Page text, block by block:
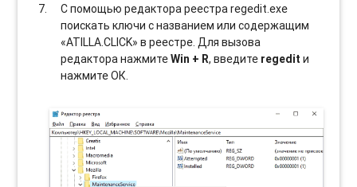
С помощью редактора реестра regedit.exe
поискать ключи с названием или содержащим
«ATILLA.CLICK» в реестре. Для вызова
редактора нажмитеWin + R, введите regedit и
нажмите ОК.